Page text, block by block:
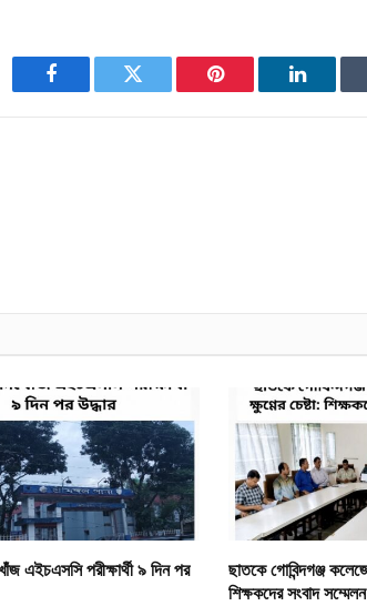
Facebook Twitter Pinterest
এইচএসসি পরীক্ষার্থী ৯ দিন পর
ছাতকে গোবিন্দগঞ্জ
শিক্ষকদের সংবাদ সম্মেলন